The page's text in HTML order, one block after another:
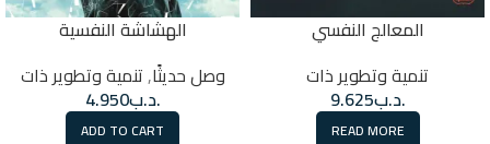
المعالج النفسي
تنمية وتطوير ذات
.د.ب9.625
READ MORE
الهشاشة النفسية
وصل حديثًا,تنمية وتطوير ذات
.د.ب4.950
ADD TO CART